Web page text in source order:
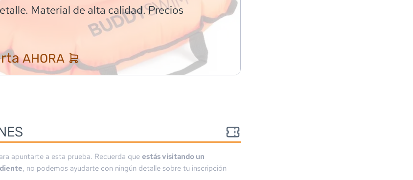
Material de alta calidad. Precios
AHORA
apuntarte a esta prueba. Recuerda que estás visitando un
, no podemos ayudarte con ningún detalle sobre tu inscripción